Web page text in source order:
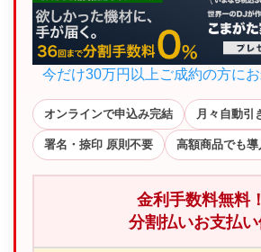
今だけ30万円以上ご成約の方にお
オンラインで申込み完結 月々自動引
署名・捺印 原則不要 高額商品でも
金利手数料無料！
分割払いお支払い